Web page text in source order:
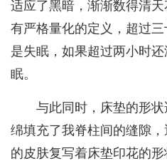
适应了黑暗，渐渐数得清
有严格量化的定义，超过
是失眠，如果超过两小时
眠。
与此同时，床垫的形
绵填充了我脊柱间的缝隙
的皮肤复写着床垫印花的